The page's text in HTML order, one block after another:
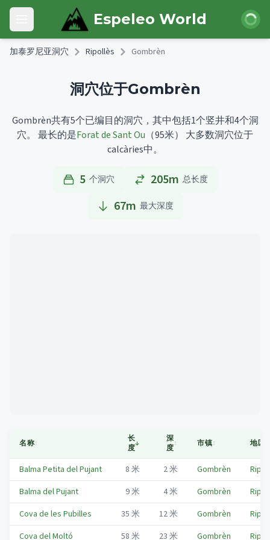
Skip to main content
Open main menu Espeleo World 登录
加泰罗尼亚洞穴 Ripollès Gombrèn
洞穴位于Gombrèn
Gombrèn共有5个已编目的洞穴，其中包括1个竖井和4个洞
穴。
最长的是Forat de Sant Ou （95米）
大多数洞穴位于
calcàries中。
5 个洞穴 205m 总长度
67m 最大深度
名称↕
长
度↓
深
度↕ 市镇↕ 地区
Balma Petita del Pujant 8 米 2米 Gombrèn
Balma del Pujant
9米 4米 Gombrèn
Cova de les Pubilles
35 米 12米 Gombrèn
Cova del Moltó
58 米 23 米 Gombrèn